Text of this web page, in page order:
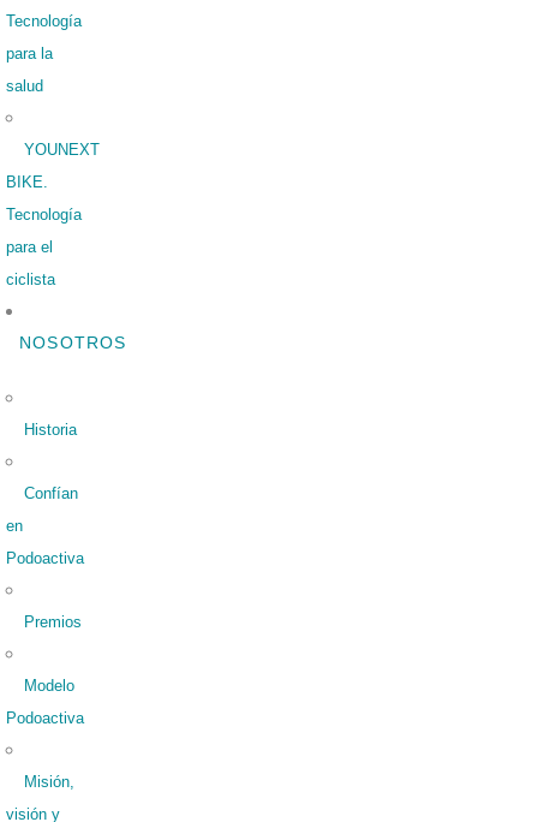
Tecnología
para la
salud
YOUNEXT
BIKE.
Tecnología
para el
ciclista
NOSOTROS
Historia
Confían
en
Podoactiva
Premios
Modelo
Podoactiva
Misión,
visión y